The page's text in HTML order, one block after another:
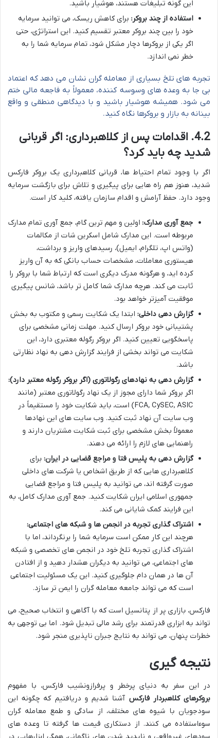
این گونه تبلیغات هستند، هوشیار باشید.
استفاده از چند بروکر: برای کاهش ریسک، می توانید سرمایه
خود را بین چند بروکر معتبر تقسیم کنید. این استراتژی، حتی
اگر یکی از بروکرها دچار مشکل شود، تمام سرمایه شما را به
خطر نمی اندازد.
تجربه های تلخ بسیاری از معامله گران نشان می دهد که اعتماد
بی جا به وعده های وسوسه کننده، معمولاً به فاجعه مالی ختم
می شود. همیشه هوشیار باشید و با دیدگاهی منطقی و واقع
بینانه به بازار و بروکرها نگاه کنید.
4.2. اقدامات پس از کلاهبرداری: اگر قربانی
شدید چه باید کرد؟
اگر با وجود تمام احتیاط ها، قربانی کلاهبرداری یک بروکر فارکس
شدید، هنوز هم راه هایی برای پیگیری و تلاش برای بازگشت سرمایه
وجود دارد. حفظ آرامش و اقدام سازمان یافته، کلید کار است.
جمع آوری مدارک: اولین و مهم ترین گام، جمع آوری تمام مدارک
مربوطه است. این مدارک شامل اسکرین شات از مکالمات
(واتس اپ، تلگرام، ایمیل)، رسیدهای واریز و برداشت،
هیستوری معاملات، مشخصات حساب بانکی که به آن واریز
کرده اید، و هرگونه مدرک دیگری است که ارتباط شما با بروکر را
ثابت می کند. هرچه مدارک شما کامل تر باشد، شانس پیگیری
موفقیت آمیزتر خواهد بود.
گزارش دهی داخلی: ابتدا یک شکایت رسمی و مکتوب به بخش
پشتیبانی خود بروکر ارسال کنید. مهلت زمانی مشخصی برای
پاسخگویی تعیین کنید. اگر بروکر رگوله معتبری دارد، این
شکایت می تواند بخشی از فرایند گزارش دهی به نهاد نظارتی
باشد.
گزارش دهی به نهادهای رگولاتوری (اگر بروکر رگوله معتبر دارد):
اگر بروکر شما دارای مجوز از یک نهاد رگولاتوری معتبر (مانند
FCA, CySEC, ASIC) است، باید شکایت خود را مستقیماً در
وب سایت آن نهاد ثبت کنید. وب سایت های این نهادها
معمولاً بخش مشخصی برای ثبت شکایت مشتریان دارند و
راهنمایی های لازم را ارائه می دهند.
گزارش دهی به پلیس فتا و مراجع قضایی در ایران: برای
کلاهبرداری هایی که از طریق اشخاص یا شرکت های داخلی
صورت گرفته اند، می توانید به پلیس فتا و مراجع قضایی
جمهوری اسلامی ایران شکایت کنید. جمع آوری مدارک کامل، به
این فرایند کمک شایانی می کند.
اشتراک گذاری تجربه در انجمن ها و شبکه های اجتماعی:
هرچند این کار ممکن است سرمایه شما را برنگرداند، اما با
اشتراک گذاری تجربه تلخ خود در انجمن های تخصصی و شبکه
های اجتماعی، می توانید به دیگران هشدار دهید و از افتادن
آن ها در همان دام جلوگیری کنید. این یک مسئولیت اجتماعی
است که می تواند جامعه معامله گران را ایمن تر سازد.
فارکس، بازاری پر از پتانسیل است که با آگاهی و انتخاب صحیح، می
تواند به ابزاری قدرتمند برای رشد مالی تبدیل شود. اما بی توجهی به
خطرات پنهان، می تواند به نتایج جبران ناپذیری منجر شود.
نتیجه گیری
در این سفر به دنیای پرخطر و پرفرازونشیب فارکس، با مفهوم
بروکرهای کلاهبردار فارکس آشنا شدیم و دریافتیم که چگونه این
سودجویان با شیوه های مختلف، از سادگی و طمع معامله گران
سوءاستفاده می کنند. از دستکاری قیمت ها گرفته تا وعده های